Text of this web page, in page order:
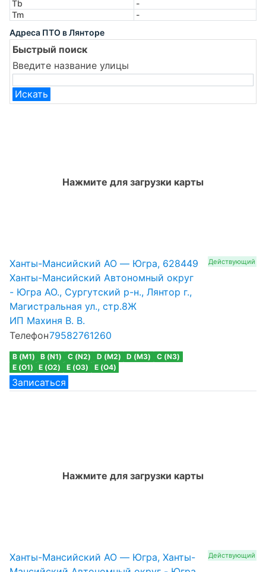
Tb
-
Tm
-
Адреса ПТО в Лянторе
Быстрый поиск
Введите название улицы
Искать
Нажмите для загрузки карты
Ханты-Мансийский АО — Югра, 628449
Ханты-Мансийский Автономный округ
- Югра АО., Сургутский р-н., Лянтор г.,
Магистральная ул., стр.8Ж
ИП Махиня В. В.
Телефон79582761260
B (M1) B (N1) C (N2) D (M2) D (M3)
C (N3)
E (O1)
E (O2) E (O3) E (O4)
Записаться
Действующий
Нажмите для загрузки карты
Ханты-Мансийский АО — Югра, Ханты-
Действующий